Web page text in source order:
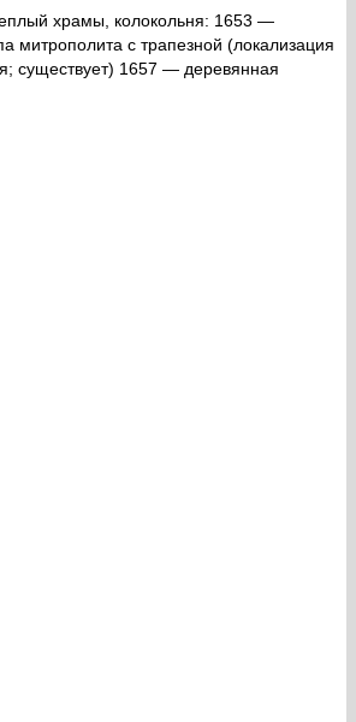
храмы, колокольня: 1653 —
митрополита с трапезной (локализация
существует) 1657 — деревянная